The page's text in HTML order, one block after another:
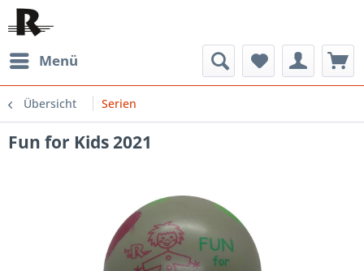
Menü
Übersicht Serien
Fun for Kids 2021